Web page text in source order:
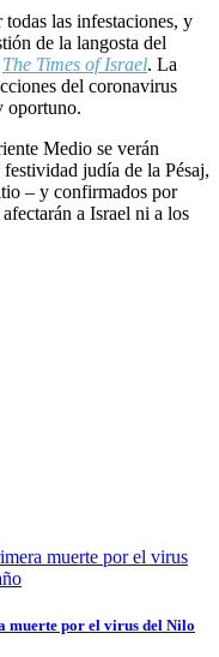
las infestaciones, y
de la langosta del
The Times of Israel. La
del coronavirus
oportuno.
Medio se verán
judía de la Pésaj,
– y confirmados por
a Israel ni a los
muerte por el virus del Nilo